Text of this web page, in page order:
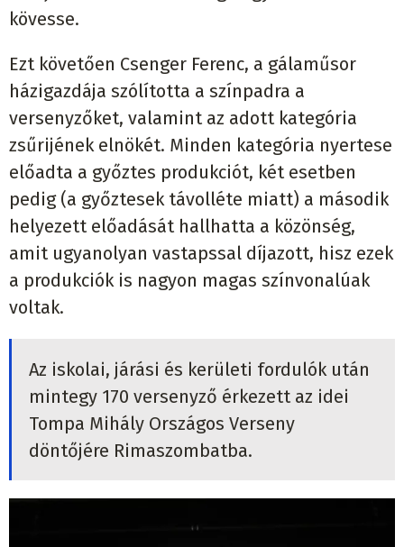
kövesse.
Ezt követően Csenger Ferenc, a gálaműsor
házigazdája szólította a színpadra a
versenyzőket, valamint az adott kategória
zsűrijének elnökét. Minden kategória nyertese
előadta a győztes produkciót, két esetben
pedig (a győztesek távolléte miatt) a második
helyezett előadását hallhatta a közönség,
amit ugyanolyan vastapssal díjazott, hisz ezek
a produkciók is nagyon magas színvonalúak
voltak.
Az iskolai, járási és kerületi fordulók után
mintegy 170 versenyző érkezett az idei
Tompa Mihály Országos Verseny
döntőjére Rimaszombatba.